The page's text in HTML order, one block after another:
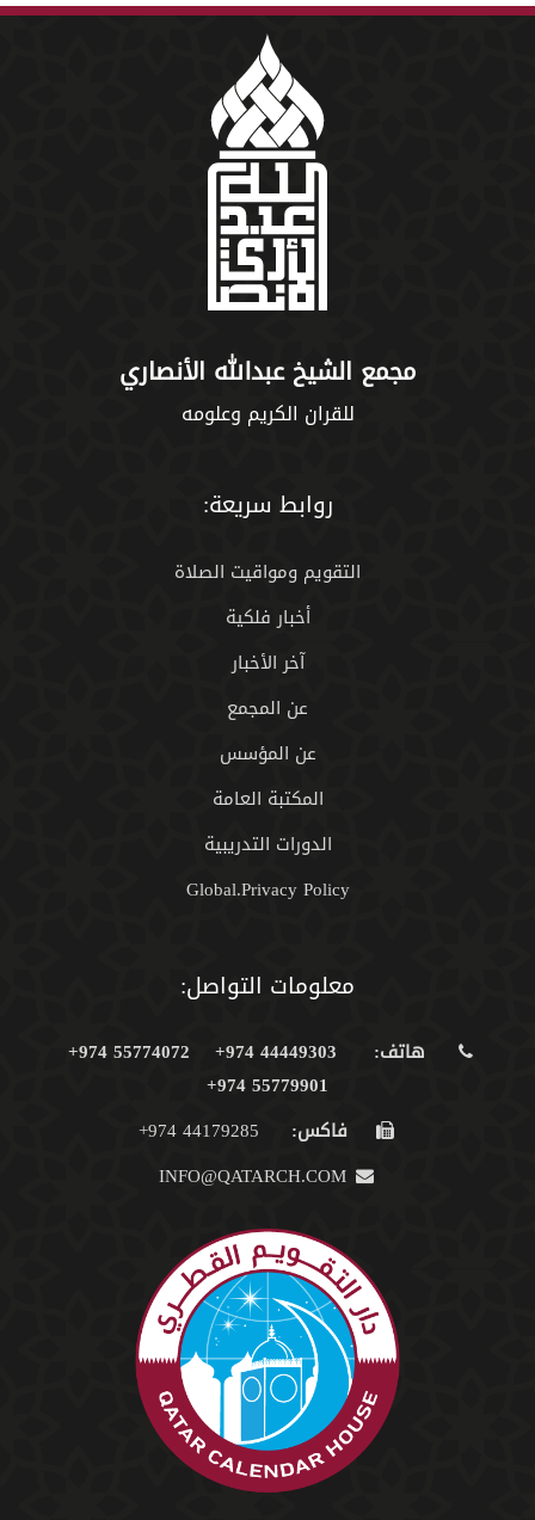
مجمع الشيخ عبدالله الأنصاري
للقران الكريم وعلومه
روابط سريعة:
التقويم ومواقيت الصلاة
أخبار فلكية
آخر الأخبار
عن المجمع
عن المؤسس
المكتبة العامة
الدورات التدريبية
Global.Privacy Policy
معلومات التواصل:
هاتف: 44449303 974+
55774072 974+
55779901 974+
فاكس: